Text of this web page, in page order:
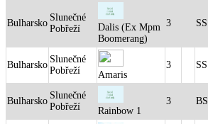
Bulharsko
Slunečné
Pobřeží
Dalis (Ex Mpm
Boomerang)
3 SS
Bulharsko
Slunečné
Pobřeží
Amaris
3 SS
Bulharsko
Slunečné
Pobřeží
Rainbow 1
3 BS